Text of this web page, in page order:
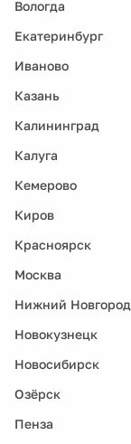
Вологда
Екатеринбург
Иваново
Казань
Калининград
Калуга
Кемерово
Киров
Красноярск
Москва
Нижний Новгород
Новокузнецк
Новосибирск
Озёрск
Пенза